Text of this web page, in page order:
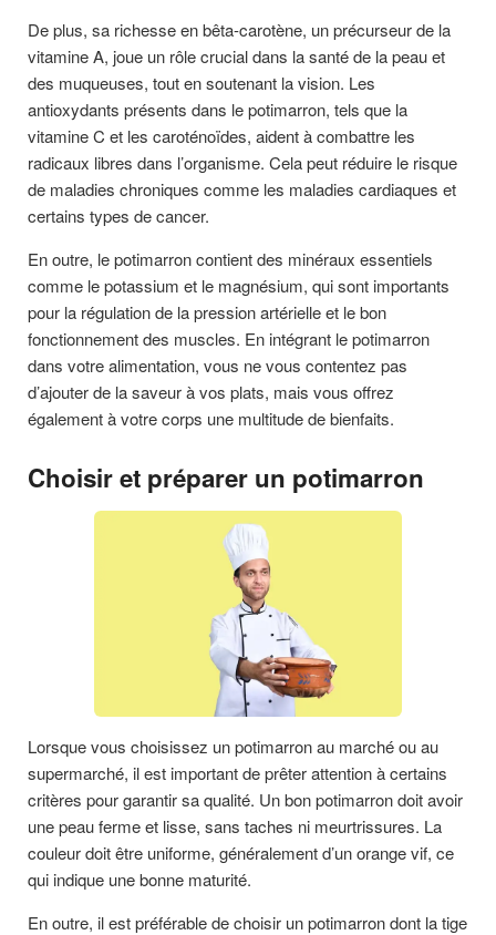
De plus, sa richesse en bêta-carotène, un précurseur de la
vitamine A, joue un rôle crucial dans la santé de la peau et
des muqueuses, tout en soutenant la vision. Les
antioxydants présents dans le potimarron, tels que la
vitamine C et les caroténoïdes, aident à combattre les
radicaux libres dans l’organisme. Cela peut réduire le risque
de maladies chroniques comme les maladies cardiaques et
certains types de cancer.
En outre, le potimarron contient des minéraux essentiels
comme le potassium et le magnésium, qui sont importants
pour la régulation de la pression artérielle et le bon
fonctionnement des muscles. En intégrant le potimarron
dans votre alimentation, vous ne vous contentez pas
d’ajouter de la saveur à vos plats, mais vous offrez
également à votre corps une multitude de bienfaits.
Choisir et préparer un potimarron
Lorsque vous choisissez un potimarron au marché ou au
supermarché, il est important de prêter attention à certains
critères pour garantir sa qualité. Un bon potimarron doit avoir
une peau ferme et lisse, sans taches ni meurtrissures. La
couleur doit être uniforme, généralement d’un orange vif, ce
qui indique une bonne maturité.
En outre, il est préférable de choisir un potimarron dont la tige